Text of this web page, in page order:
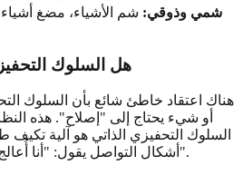
شمي وذوقي: شم الأشياء، مضغ
هل السلوك
هناك اعتقاد خاطئ شائع بأن السلوك
أو شيء يحتاج إلى "إصلاح". هذه
السلوك التحفيزي الذاتي هو آلية
أشكال التواصل يقول: "أنا أُعالج"، "أنا سعيد"، أو "أنا مرهق".